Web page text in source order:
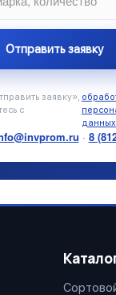
заявку»,
с
данных
· 8